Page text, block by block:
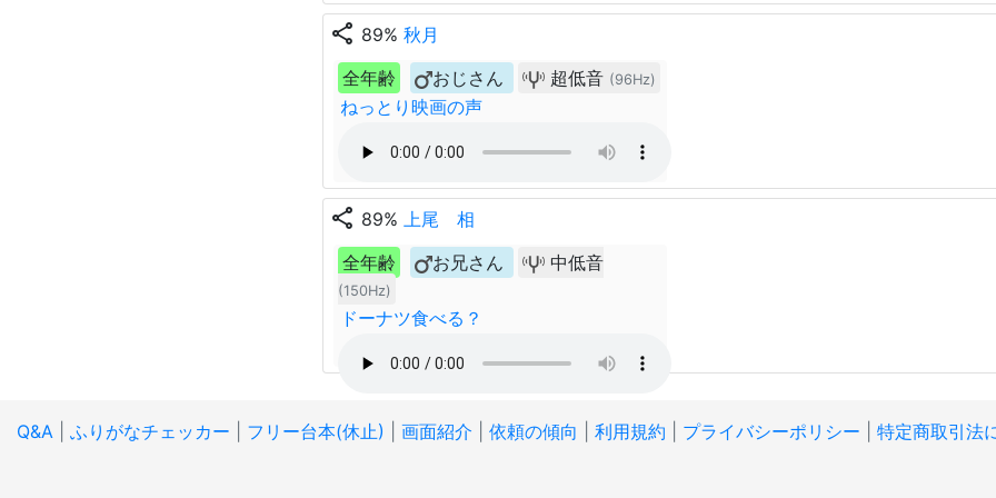
share 89% 秋月
全年齢
おじさん 超低音 (96Hz)
ねっとり映画の声
share 89% 上尾 相
全年齢
お兄さん 中低音
(150Hz)
ドーナツ食べる？
Q&A ふりがなチェッカー フリー台本(休止) 画面紹介 依頼の傾向 利用規約 プライバシーポリシー 特定商取引法